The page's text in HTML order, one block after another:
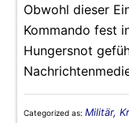
Obwohl dieser
Kommando fest
Hungersnot
Categorized as: Militär,